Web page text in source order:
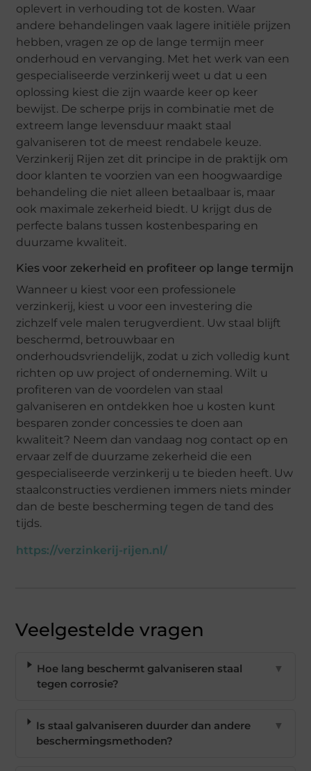
oplevert in verhouding tot de kosten. Waar
andere behandelingen vaak lagere initiële prijzen
hebben, vragen ze op de lange termijn meer
onderhoud en vervanging. Met het werk van een
gespecialiseerde verzinkerij weet u dat u een
oplossing kiest die zijn waarde keer op keer
bewijst. De scherpe prijs in combinatie met de
extreem lange levensduur maakt staal
galvaniseren tot de meest rendabele keuze.
Verzinkerij Rijen zet dit principe in de praktijk om
door klanten te voorzien van een hoogwaardige
behandeling die niet alleen betaalbaar is, maar
ook maximale zekerheid biedt. U krijgt dus de
perfecte balans tussen kostenbesparing en
duurzame kwaliteit.
Kies voor zekerheid en profiteer op lange termijn
Wanneer u kiest voor een professionele
verzinkerij, kiest u voor een investering die
zichzelf vele malen terugverdient. Uw staal blijft
beschermd, betrouwbaar en
onderhoudsvriendelijk, zodat u zich volledig kunt
richten op uw project of onderneming. Wilt u
profiteren van de voordelen van staal
galvaniseren en ontdekken hoe u kosten kunt
besparen zonder concessies te doen aan
kwaliteit? Neem dan vandaag nog contact op en
ervaar zelf de duurzame zekerheid die een
gespecialiseerde verzinkerij u te bieden heeft. Uw
staalconstructies verdienen immers niets minder
dan de beste bescherming tegen de tand des
tijds.
https://verzinkerij-rijen.nl/
Veelgestelde vragen
Hoe lang beschermt galvaniseren staal
tegen corrosie?
▼
Is staal galvaniseren duurder dan andere
beschermingsmethoden?
▼